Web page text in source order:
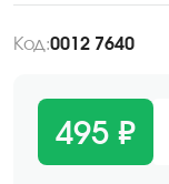
Код:0012 7640
495 ₽